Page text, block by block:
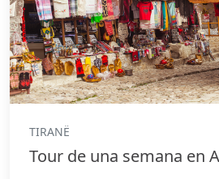
TIRANË
Tour de una semana en